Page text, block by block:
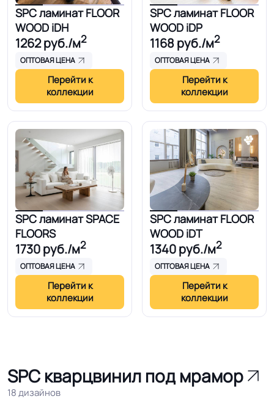
SPC ламинат FLOOR
WOOD iDH
1262руб./м2
ОПТОВАЯ ЦЕНА
Перейти к
коллекции
SPC ламинат FLOOR
WOOD iDP
1168руб./м2
ОПТОВАЯ ЦЕНА
Перейти к
коллекции
SPC ламинат SPACE
FLOORS
1730руб./м2
ОПТОВАЯ ЦЕНА
Перейти к
коллекции
SPC ламинат FLOOR
WOOD iDT
1340руб./м2
ОПТОВАЯ ЦЕНА
Перейти к
коллекции
SPC кварцвинил под мрамор
18 дизайнов